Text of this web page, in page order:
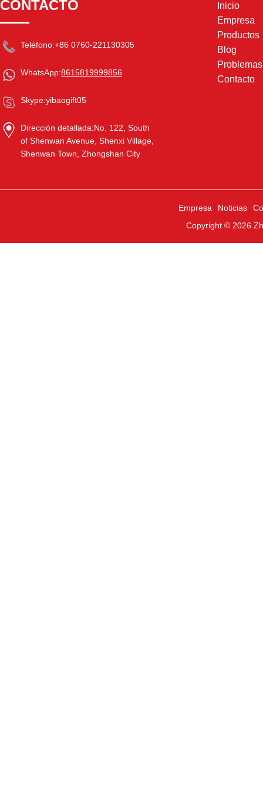
CONTACTO
Teléfono:+86 0760-221130305
WhatsApp:8615819999856
Skype:yibaogift05
Dirección detallada:No. 122, South
of Shenwan Avenue, Shenxi Village,
Shenwan Town, Zhongshan City
Inicio
Empresa
Productos
Blog
Contacto
Empresa Noticias
Copyright © 2026